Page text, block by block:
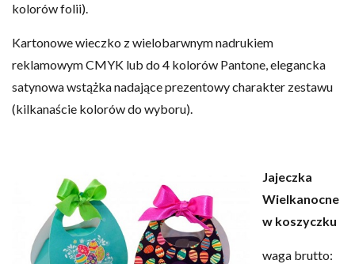
kolorów folii).
Kartonowe wieczko z wielobarwnym nadrukiem
reklamowym CMYK lub do 4 kolorów Pantone, elegancka
satynowa wstążka nadające prezentowy charakter zestawu
(kilkanaście kolorów do wyboru).
Jajeczka
Wielkanocne
w koszyczku
waga brutto: